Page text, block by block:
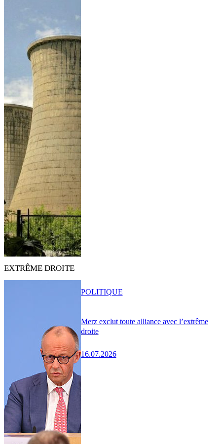
EXTRÊME DROITE
Merz exclut toute alliance avec l’extrême
droite
16.07.2026
POLITIQUE